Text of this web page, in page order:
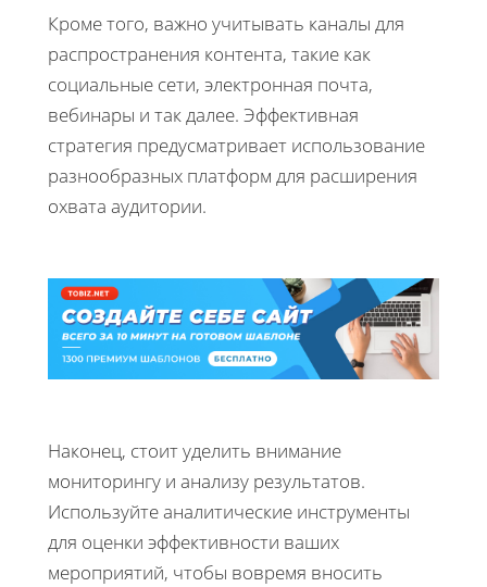
Кроме того, важно учитывать каналы для
распространения контента, такие как
социальные сети, электронная почта,
вебинары и так далее. Эффективная
стратегия предусматривает использование
разнообразных платформ для расширения
охвата аудитории.
Наконец, стоит уделить внимание
мониторингу и анализу результатов.
Используйте аналитические инструменты
для оценки эффективности ваших
мероприятий, чтобы вовремя вносить